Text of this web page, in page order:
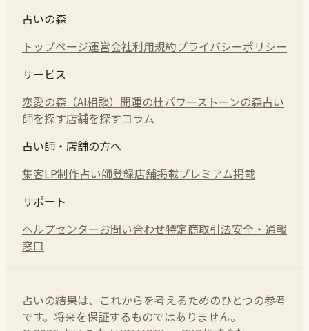
占いの森
トップページ運営会社利用規約プライバシーポリシー
サービス
恋愛の森（AI相談） 開運の杜パワーストーンの森占い
師を探す店舗を探すコラム
占い師・店舗の方へ
集客LP制作占い師登録店舗掲載プレミアム掲載
サポート
ヘルプセンターお問い合わせ特定商取引法安全・通報
窓口
占いの結果は、これからを考えるためのひとつの参考
です。将来を保証するものではありません。